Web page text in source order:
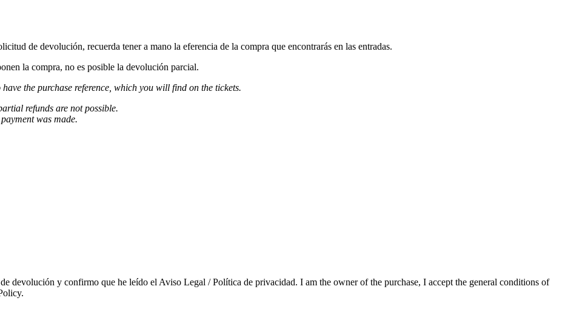
de devolución, recuerda tener a mano la eferencia de la compra que encontrarás en las entradas.
la compra, no es posible la devolución parcial.
the purchase reference, which you will find on the tickets.
refunds are not possible.
was made.
devolución y confirmo que he leído el Aviso Legal / Política de privacidad. I am the owner of the purchase, I accept the general conditions of